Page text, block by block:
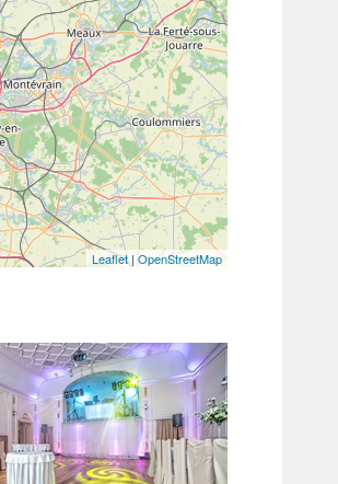
Leaflet| OpenStreetMap